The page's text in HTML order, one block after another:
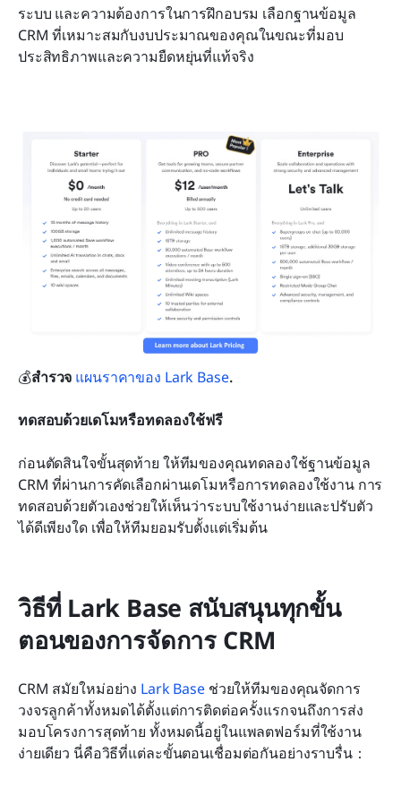
ระบบ และความต้องการในการฝึกอบรม เลือกฐานข้อมูล
CRM ที่เหมาะสมกับงบประมาณของคุณในขณะที่มอบ
ประสิทธิภาพและความยืดหยุ่นที่แท้จริง
💰สำรวจ แผนราคาของ Lark Base.
ทดสอบด้วยเดโมหรือทดลองใช้ฟรี
ก่อนตัดสินใจขั้นสุดท้าย ให้ทีมของคุณทดลองใช้ฐานข้อมูล
CRM ที่ผ่านการคัดเลือกผ่านเดโมหรือการทดลองใช้งาน การ
ทดสอบด้วยตัวเองช่วยให้เห็นว่าระบบใช้งานง่ายและปรับตัว
ได้ดีเพียงใด เพื่อให้ทีมยอมรับตั้งแต่เริ่มต้น
วิธีที่ Lark Base สนับสนุนทุกขั้น
ตอนของการจัดการ CRM
CRM สมัยใหม่อย่าง Lark Base ช่วยให้ทีมของคุณจัดการ
วงจรลูกค้าทั้งหมดได้ตั้งแต่การติดต่อครั้งแรกจนถึงการส่ง
มอบโครงการสุดท้าย ทั้งหมดนี้อยู่ในแพลตฟอร์มที่ใช้งาน
ง่ายเดียว นี่คือวิธีที่แต่ละขั้นตอนเชื่อมต่อกันอย่างราบรื่น：